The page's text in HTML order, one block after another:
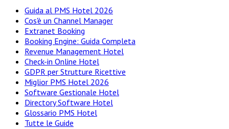
Guida al PMS Hotel 2026
Cos'è un Channel Manager
Extranet Booking
Booking Engine: Guida Completa
Revenue Management Hotel
Check-in Online Hotel
GDPR per Strutture Ricettive
Miglior PMS Hotel 2026
Software Gestionale Hotel
Directory Software Hotel
Glossario PMS Hotel
Tutte le Guide